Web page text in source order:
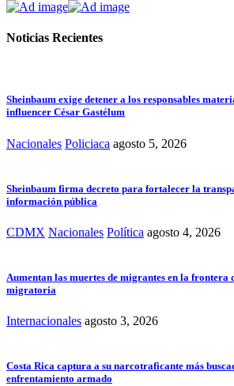
Noticias Recientes
Sheinbaum exige detener a los responsables
influencer César Gastélum
Nacionales Policiaca agosto 5, 2026
Sheinbaum firma decreto para fortalecer la
información pública
CDMX Nacionales Política agosto 4, 2026
Aumentan las muertes de migrantes en la frontera
migratoria
Internacionales agosto 3, 2026
Costa Rica captura a su narcotraficante más
enfrentamiento armado